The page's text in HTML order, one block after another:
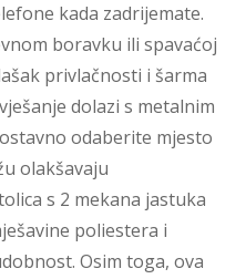
kada zadrijemate.
boravku ili spavaćoj
privlačnosti i šarma
dolazi s metalnim
odaberite mjesto
olakšavaju
s 2 mekana jastuka
poliestera i
Osim toga, ova